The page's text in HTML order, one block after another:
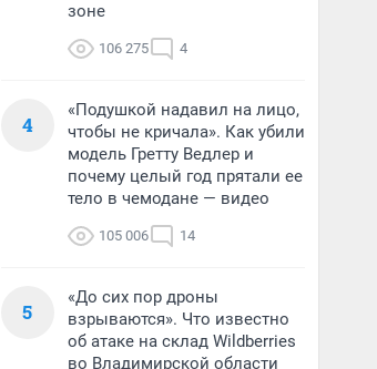
зоне
106 275 4
4
«Подушкой надавил на лицо,
чтобы не кричала». Как убили
модель Гретту Ведлер и
почему целый год прятали ее
тело в чемодане — видео
105 006 14
5
«До сих пор дроны
взрываются». Что известно
об атаке на склад Wildberries
во Владимирской области